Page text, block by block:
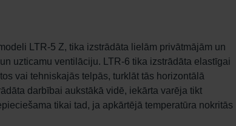
LTR-5 Z, tika izstrādāta lielām privātmājām un
uzticamu ventilāciju. LTR-6 tika izstrādāta elastīgai
vai tehniskajās telpās, turklāt tās horizontālā
darbībai aukstākā vidē, iekārta varēja tikt
tikai tad, ja apkārtējā temperatūra nokritās